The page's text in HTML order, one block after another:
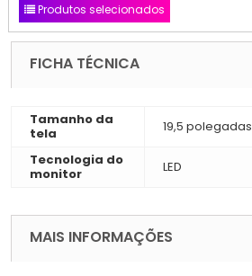
Produtos selecionados
FICHA TÉCNICA
Tamanho da
tela
19,5 polegadas
Tecnologia do
monitor
LED
MAIS INFORMAÇÕES